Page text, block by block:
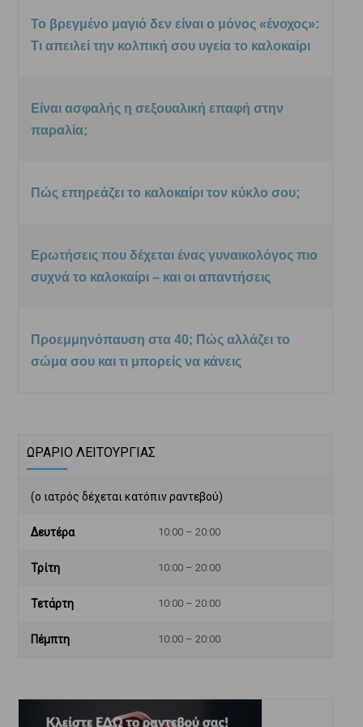
Το βρεγμένο μαγιό δεν είναι ο μόνος «ένοχος»:
Τι απειλεί την κολπική σου υγεία το καλοκαίρι
Είναι ασφαλής η σεξουαλική επαφή στην
παραλία;
Πώς επηρεάζει το καλοκαίρι τον κύκλο σου;
Ερωτήσεις που δέχεται ένας γυναικολόγος πιο
συχνά το καλοκαίρι – και οι απαντήσεις
Προεμμηνόπαυση στα 40; Πώς αλλάζει το
σώμα σου και τι μπορείς να κάνεις
ΩΡΑΡΙΟ ΛΕΙΤΟΥΡΓΙΑΣ
(ο ιατρός δέχεται κατόπιν ραντεβού)
Δευτέρα 10:00 – 20:00
Τρίτη 10:00 – 20:00
Τετάρτη 10:00 – 20:00
Πέμπτη 10:00 – 20:00